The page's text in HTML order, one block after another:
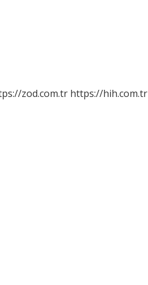
zod.com.tr https://hih.com.tr